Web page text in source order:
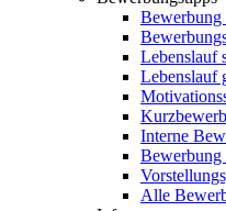
Lebenslauf
Lebenslauf
Interne
Bewerbung
Alle